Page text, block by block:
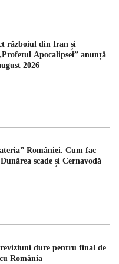
războiul din Iran și
Apocalipsei” anunță
2026
României. Cum fac
scade și Cernavodă
dure pentru final de
România